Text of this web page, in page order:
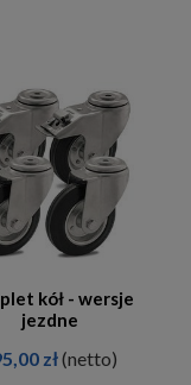
kół - wersje
jezdne
zł(netto)